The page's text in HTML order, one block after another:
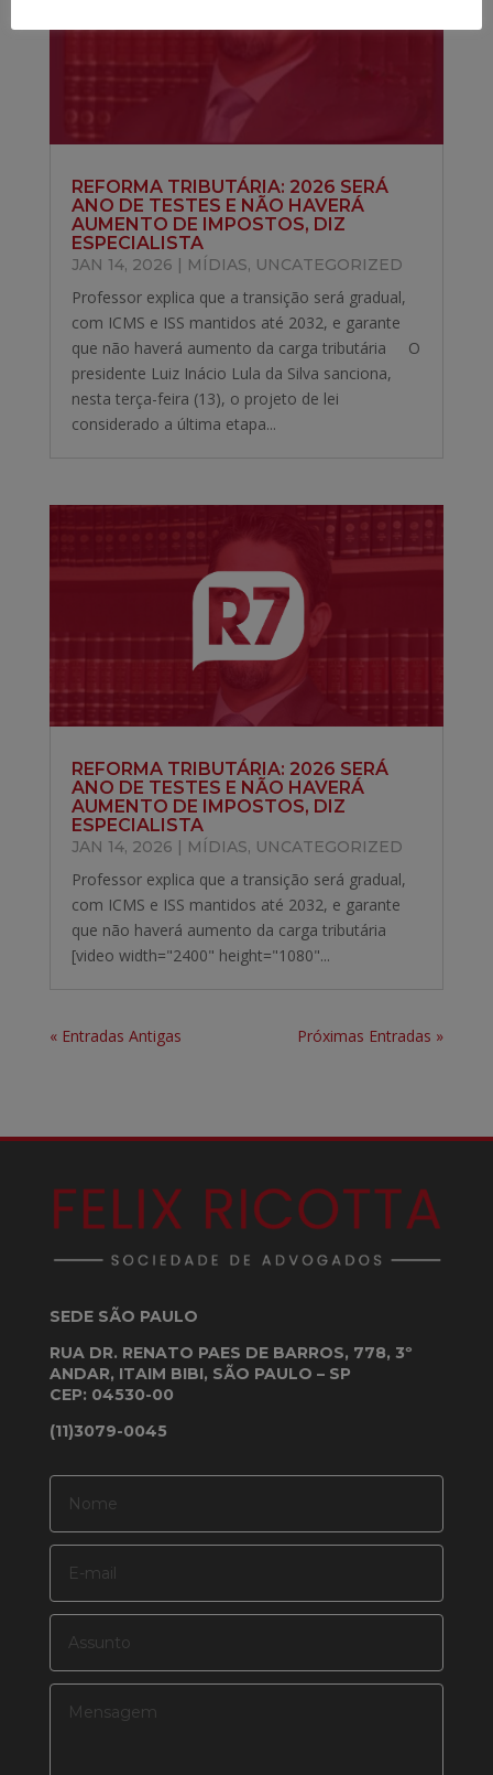
REFORMA TRIBUTÁRIA: 2026 SERÁ
ANO DE TESTES E NÃO HAVERÁ
AUMENTO DE IMPOSTOS, DIZ
ESPECIALISTA
JAN 14, 2026 MÍDIAS, UNCATEGORIZED
Professor explica que a transição será gradual,
com ICMS e ISS mantidos até 2032, e garante
que não haverá aumento da carga tributária O
presidente Luiz Inácio Lula da Silva sanciona,
nesta terça-feira (13), o projeto de lei
considerado a última etapa...
REFORMA TRIBUTÁRIA: 2026 SERÁ
ANO DE TESTES E NÃO HAVERÁ
AUMENTO DE IMPOSTOS, DIZ
ESPECIALISTA
JAN 14, 2026 | MÍDIAS, UNCATEGORIZED
Professor explica que a transição será gradual,
com ICMS e ISS mantidos até 2032, e garante
que não haverá aumento da carga tributária
[video width="2400" height="1080"...
« Entradas Antigas Próximas Entradas »
SEDE SÃO PAULO
RUA DR. RENATO PAES DE BARROS, 778, 3º
ANDAR, ITAIM BIBI, SÃO PAULO – SP
CEP: 04530-00
(11)3079-0045